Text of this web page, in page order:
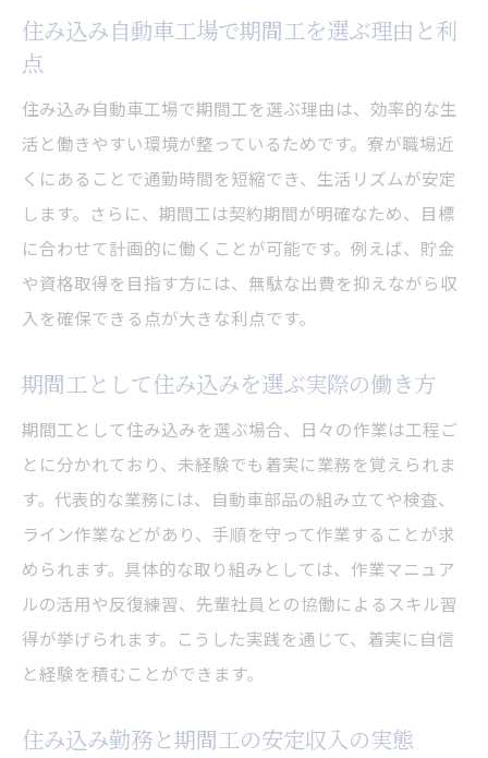
住み込み自動車工場で期間工を選ぶ理由と利
点
住み込み自動車工場で期間工を選ぶ理由は、効率的な生
活と働きやすい環境が整っているためです。寮が職場近
くにあることで通勤時間を短縮でき、生活リズムが安定
します。さらに、期間工は契約期間が明確なため、目標
に合わせて計画的に働くことが可能です。例えば、貯金
や資格取得を目指す方には、無駄な出費を抑えながら収
入を確保できる点が大きな利点です。
期間工として住み込みを選ぶ実際の働き方
期間工として住み込みを選ぶ場合、日々の作業は工程ご
とに分かれており、未経験でも着実に業務を覚えられま
す。代表的な業務には、自動車部品の組み立てや検査、
ライン作業などがあり、手順を守って作業することが求
められます。具体的な取り組みとしては、作業マニュア
ルの活用や反復練習、先輩社員との協働によるスキル習
得が挙げられます。こうした実践を通じて、着実に自信
と経験を積むことができます。
住み込み勤務と期間工の安定収入の実態